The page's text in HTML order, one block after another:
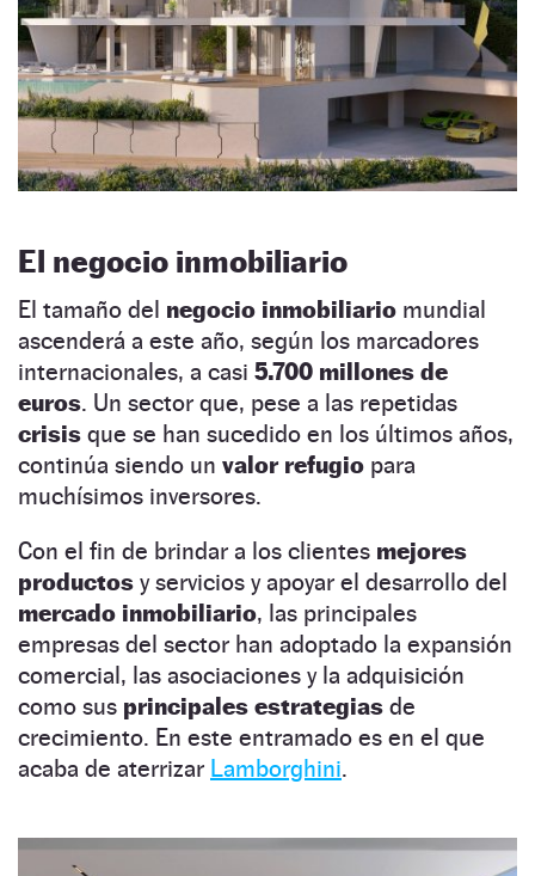
El negocio inmobiliario
El tamaño del negocio inmobiliario mundial
ascenderá a este año, según los marcadores
internacionales, a casi 5.700 millones de
euros. Un sector que, pese a las repetidas
crisis que se han sucedido en los últimos años,
continúa siendo un valor refugio para
muchísimos inversores.
Con el fin de brindar a los clientes mejores
productos y servicios y apoyar el desarrollo del
mercado inmobiliario, las principales
empresas del sector han adoptado la expansión
comercial, las asociaciones y la adquisición
como sus principales estrategias de
crecimiento. En este entramado es en el que
acaba de aterrizar Lamborghini.